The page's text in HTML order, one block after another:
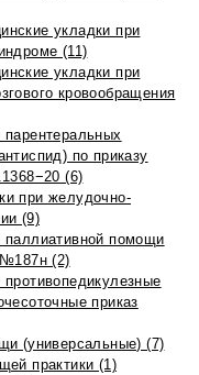
укладки при
(11)
укладки при
кровообращения
по приказу
(6)
при желудочно-
(9)
паллиативной помощи
(2)
приказ
(универсальные) (7)
практики (1)